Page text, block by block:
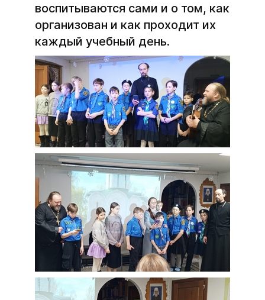
воспитываются сами и о том, как
организован и как проходит их
каждый учебный день.